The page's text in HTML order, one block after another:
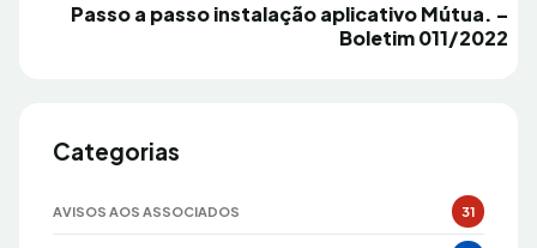
PróximoPasso a passo instalação aplicativo Mútua. –
Boletim 011/2022
Categorias
AVISOS AOS ASSOCIADOS 31